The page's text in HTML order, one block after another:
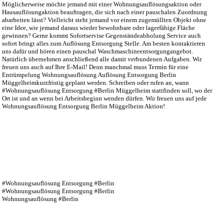
Möglicherweise möchte jemand mit einer Wohnungsauflösungsaktion oder
Hausauflösungaktion beauftragen, die sich nach einer pauschalen Zuordnung
abarbeiten lässt? Vielleicht steht jemand vor einem zugemüllten Objekt ohne
eine Idee, wie jemand daraus wieder bewohnbare oder lagerfähige Fläche
gewinnen? Gerne kommt Sofortservise Gegenständeabholung Service auch
sofort bringt alles zum Auflösung Entsorgung Stelle. Am besten kontaktieren
uns dafür und hören einen pauschal Waschmaschineentsorgungangebot.
Natürlich übernehmen anschließend alle damit verbundenen Aufgaben. Wir
freuen uns auch auf Ihre E-Mail! Denn manchmal muss Termin für eine
Entrümpelung Wohnungsauflösung Auflösung Entsorgung Berlin
Müggelheimkurzfristig geplant werden. Schreiben oder rufen an, wann
#Wohnungsauflösung Entsorgung #Berlin Müggelheim stattfinden soll, wo der
Ort ist und an wenn bei Arbeitsbeginn wenden dürfen. Wir freuen uns auf jede
Wohnungsauflösung Entsorgung Berlin Müggelheim Aktion!
#Wohnungsauflösung Entsorgung #Berlin
#Wohnungsauflösung Entsorgung #Berlin
Wohnungsauflösung #Berlin